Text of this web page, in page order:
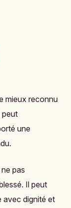
mieux reconnu
peut
une
pas
Il peut
avec dignité et